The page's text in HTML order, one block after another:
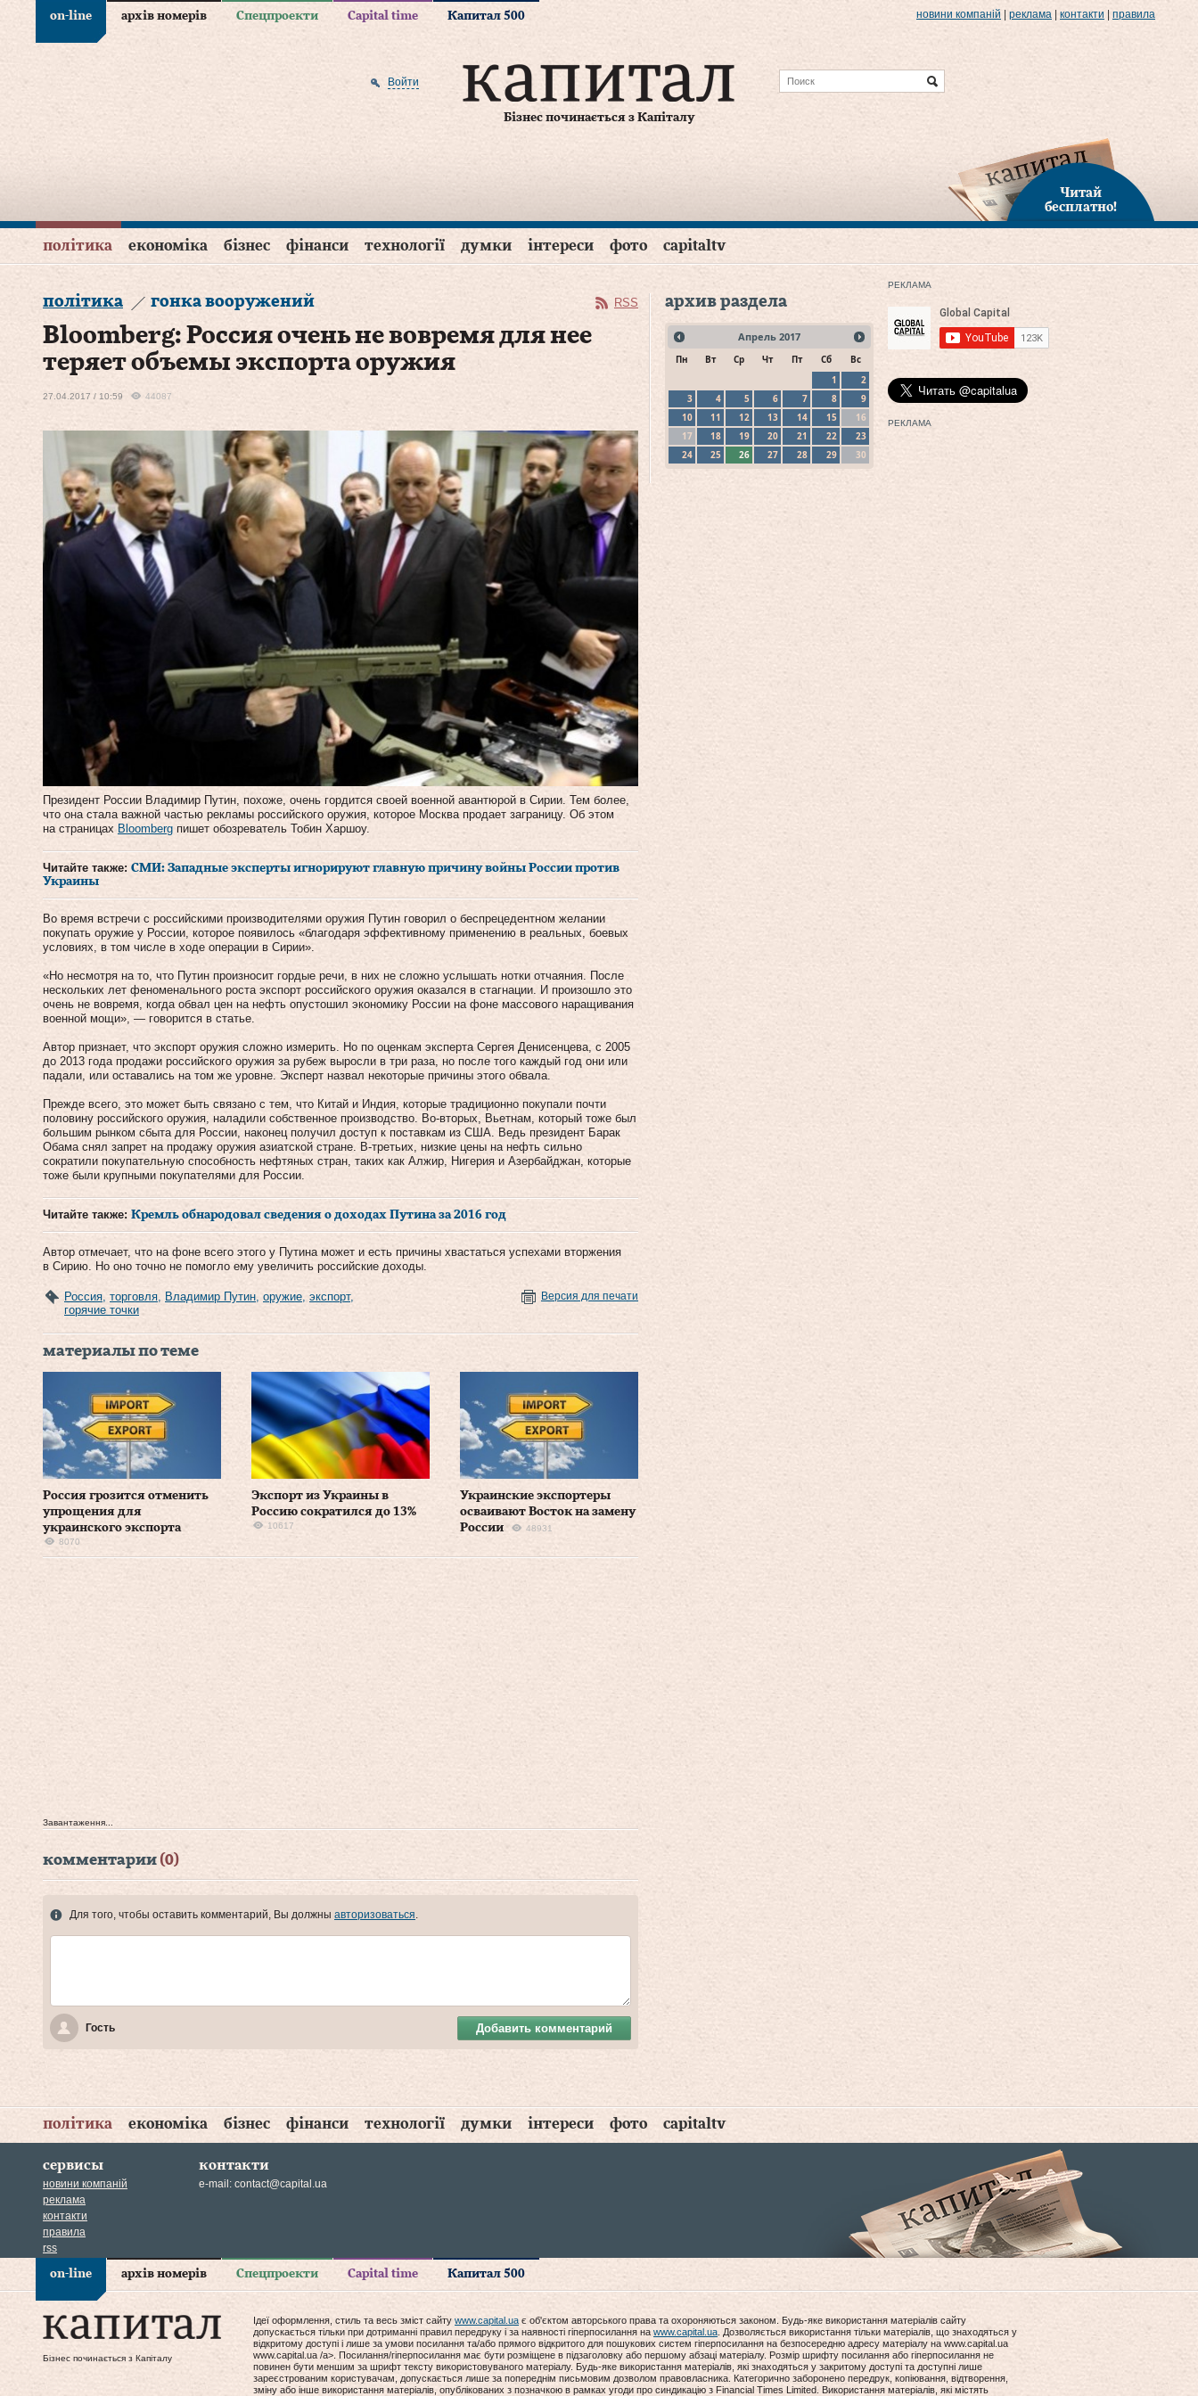
on-line архів номерів Спецпроекти Capital time Капитал 500 новини компаній реклама контакти правила
Бізнес починається з Капіталу
Войти
Читай
бесплатно!
політика економіка бізнес фінанси технології думки інтереси фото capitaltv
політика гонка вооружений RSS
Bloomberg: Россия очень не вовремя для нее
теряет объемы экспорта оружия
27.04.2017 / 10:59 44087
Президент России Владимир Путин, похоже, очень гордится своей военной авантюрой в Сирии. Тем более,
что она стала важной частью рекламы российского оружия, которое Москва продает заграницу. Об этом
на страницах Bloomberg пишет обозреватель Тобин Харшоу.
Читайте также: СМИ: Западные эксперты игнорируют главную причину войны России против
Украины
Во время встречи с российскими производителями оружия Путин говорил о беспрецедентном желании
покупать оружие у России, которое появилось «благодаря эффективному применению в реальных, боевых
условиях, в том числе в ходе операции в Сирии».
«Но несмотря на то, что Путин произносит гордые речи, в них не сложно услышать нотки отчаяния. После
нескольких лет феноменального роста экспорт российского оружия оказался в стагнации. И произошло это
очень не вовремя, когда обвал цен на нефть опустошил экономику России на фоне массового наращивания
военной мощи», — говорится в статье.
Автор признает, что экспорт оружия сложно измерить. Но по оценкам эксперта Сергея Денисенцева, с 2005
до 2013 года продажи российского оружия за рубеж выросли в три раза, но после того каждый год они или
падали, или оставались на том же уровне. Эксперт назвал некоторые причины этого обвала.
Прежде всего, это может быть связано с тем, что Китай и Индия, которые традиционно покупали почти
половину российского оружия, наладили собственное производство. Во-вторых, Вьетнам, который тоже был
большим рынком сбыта для России, наконец получил доступ к поставкам из США. Ведь президент Барак
Обама снял запрет на продажу оружия азиатской стране. В-третьих, низкие цены на нефть сильно
сократили покупательную способность нефтяных стран, таких как Алжир, Нигерия и Азербайджан, которые
тоже были крупными покупателями для России.
Читайте также: Кремль обнародовал сведения о доходах Путина за 2016 год
Автор отмечает, что на фоне всего этого у Путина может и есть причины хвастаться успехами вторжения
в Сирию. Но оно точно не помогло ему увеличить российские доходы.
Россия торговля Владимир Путин оружие экспорт,
горячие точки
Версия для печати
материалы по теме
Россия грозится отменить
упрощения для
украинского экспорта
8070
Экспорт из Украины в
Россию сократился до 13%
10617
Украинские экспортеры
осваивают Восток на замену
России
48931
Завантаження...
комментарии (0)
Для того, чтобы оставить комментарий, Вы должны авторизоваться
Гость Добавить комментарий
архив раздела
Апрель 2017
Пн Вт Ср Чт Пт Сб
Вс
1
2
3
4 5 6 7 8
9
10
11 12 13 14 15
16
17
18 19 20 21 22
23
24
25 26 27 28 29 30
РЕКЛАМА
РЕКЛАМА
політика економіка бізнес фінанси технології думки інтереси фото capitaltv
сервисы
новини компаній
реклама
контакти
правила
rss
контакти
e-mail: contact@capital.ua
on-line архів номерів Спецпроекти Capital time Капитал 500
Бізнес починається з Капіталу
Ідеї оформлення, стиль та весь зміст сайту www.capital.ua є об'єктом авторського права та охороняються законом. Будь-яке використання матеріалів сайту
допускається тільки при дотриманні правил передруку і за наявності гіперпосилання на www.capital.ua . Дозволяється використання тільки матеріалів, що знаходяться у
відкритому доступі і лише за умови посилання та/або прямого відкритого для пошукових систем гіперпосилання на безпосередню адресу матеріалу на www.capital.ua
www.capital.ua /a>. Посилання/гіперпосилання має бути розміщене в підзаголовку або першому абзаці матеріалу. Розмір шрифту посилання або гіперпосилання не
повинен бути меншим за шрифт тексту використовуваного матеріалу. Будь-яке використання матеріалів, які знаходяться у закритому доступі та доступні лише
зареєстрованим користувачам, допускається лише за попереднім письмовим дозволом правовласника. Категорично заборонено передрук, копіювання, відтворення,
зміну або інше використання матеріалів, опублікованих з позначкою в рамках угоди про синдикацію з Financial Times Limited. Використання матеріалів, які містять